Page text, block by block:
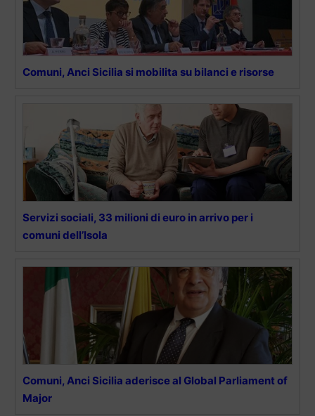
Comuni, Anci Sicilia si mobilita su bilanci e risorse
Servizi sociali, 33 milioni di euro in arrivo per i
comuni dell’Isola
Comuni, Anci Sicilia aderisce al Global Parliament of
Major